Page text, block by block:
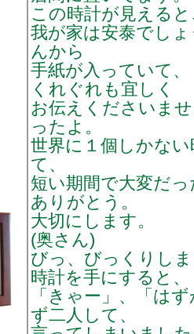
この時計が見える
我が家は安泰でし
んから
手紙が入っていて
くれぐれも宜しく
お伝えくださいま
ったよ。
世界に１個しかな
て、
短い期間で大変だ
ありがとう。
大切にします。
(奥さん)
びっ、びっくりし
時計を手にすると、
「きゃー」、「は
ず二人して、